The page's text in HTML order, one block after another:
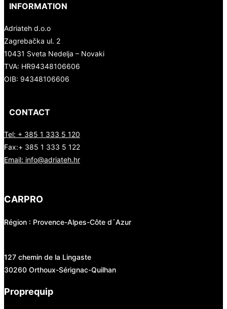
INFORMATION
Adriateh d.o.o
Zagrebačka ul. 2
10431 Sveta Nedelja – Novaki
TVA: HR94348106606
OIB: 94348106606
CONTACT
Tel: + 385 1 333 5 120
Fax:+ 385 1 333 5 122
Email: info@adriateh.hr
CARPRO
Région : Provence-Alpes-Côte d´Azur
127 chemin de la Lingaste
30260 Orthoux-Sérignac-Quilhan
Proprequip